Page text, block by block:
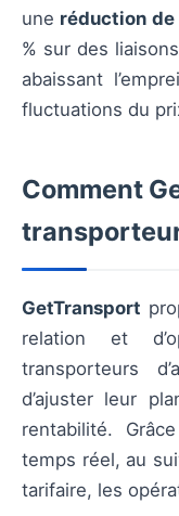
une réduction de
% sur des
abaissant
fluctuations du
Comment
GetTransport
relation et
transporteurs
d’ajuster leur
rentabilité.
temps réel, au
tarifaire, les